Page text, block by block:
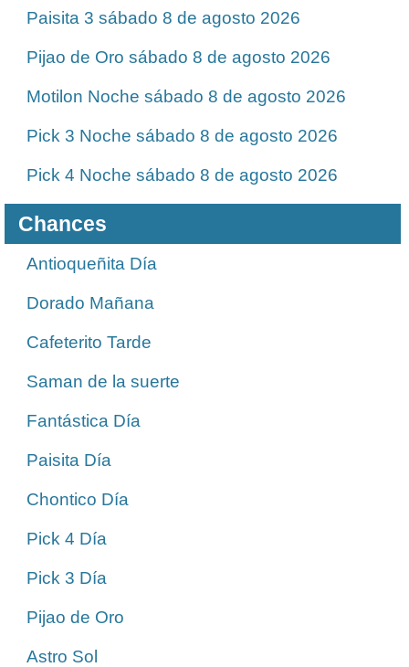
Paisita 3 sábado 8 de agosto 2026
Pijao de Oro sábado 8 de agosto 2026
Motilon Noche sábado 8 de agosto 2026
Pick 3 Noche sábado 8 de agosto 2026
Pick 4 Noche sábado 8 de agosto 2026
Chances
Antioqueñita Día
Dorado Mañana
Cafeterito Tarde
Saman de la suerte
Fantástica Día
Paisita Día
Chontico Día
Pick 4 Día
Pick 3 Día
Pijao de Oro
Astro Sol